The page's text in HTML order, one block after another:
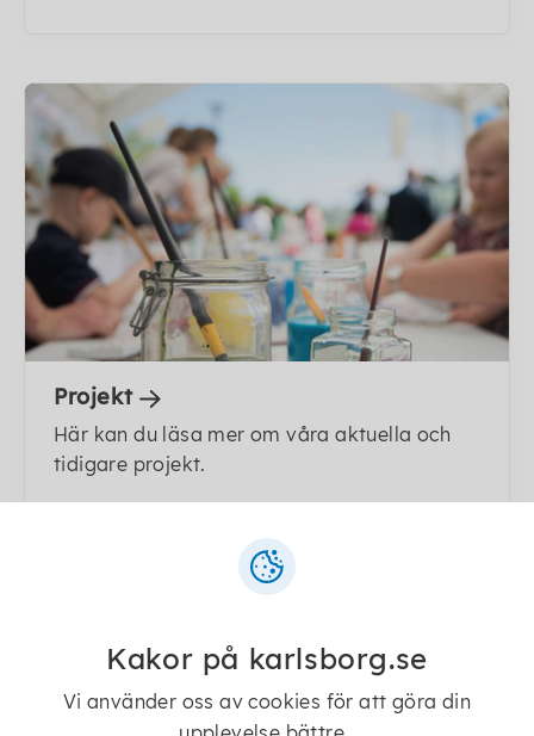
Projekt
Här kan du läsa mer om våra aktuella och
tidigare projekt.
Kakor på karlsborg.se
Vi använder oss av cookies för att göra din